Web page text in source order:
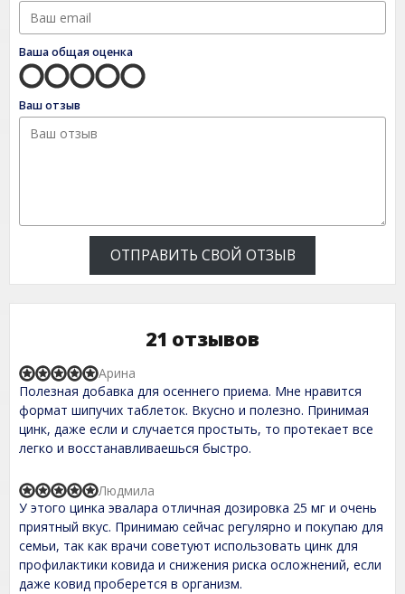
Ваша общая оценка
Ваш отзыв
ОТПРАВИТЬ СВОЙ ОТЗЫВ
21 отзывов
R
a
t
d
5
0
o
u
t
f
5
Полезная добавка для осеннего приема. Мне нравится
формат шипучих таблеток. Вкусно и полезно. Принимая
цинк, даже если и случается простыть, то протекает все
легко и восстанавливаешься быстро.
Арина
R
a
t
e
d
5
,
У этого цинка эвалара отличная дозировка 25 мг и очень
приятный вкус. Принимаю сейчас регулярно и покупаю для
семьи, так как врачи советуют использовать цинк для
профилактики ковида и снижения риска осложнений, если
даже ковид проберется в организм.
Людмила